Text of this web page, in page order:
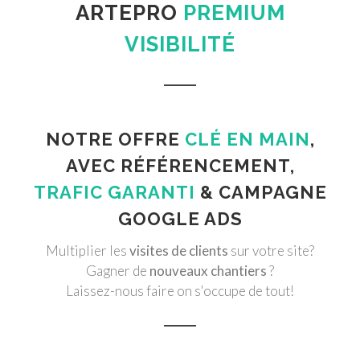
ARTEPRO PREMIUM
VISIBILITÉ
NOTRE OFFRE CLÉ EN MAIN,
AVEC RÉFÉRENCEMENT,
TRAFIC GARANTI & CAMPAGNE
GOOGLE ADS
Multiplier lesvisites de clients sur votre site?
Gagner de nouveaux chantiers?
Laissez-nous faire on s'occupe de tout!